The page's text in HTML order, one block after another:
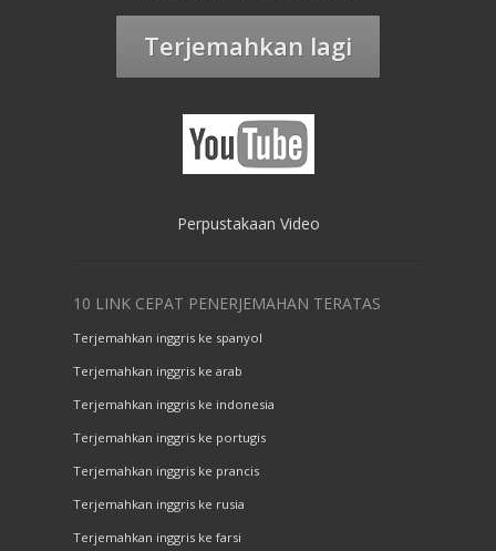
Terjemahkan lagi
Perpustakaan Video
10 LINK CEPAT PENERJEMAHAN TERATAS
Terjemahkan inggris ke spanyol
Terjemahkan inggris ke arab
Terjemahkan inggris ke indonesia
Terjemahkan inggris ke portugis
Terjemahkan inggris ke prancis
Terjemahkan inggris ke rusia
Terjemahkan inggris ke farsi